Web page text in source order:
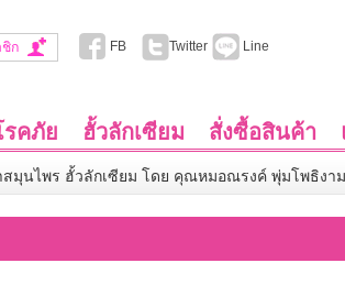
ก FB Twitter Line
รคภัย ฮั้วลักเซียม สั่งซื้อสินค้า
สมุนไพร ฮั้วลักเซียม โดย คุณหมอณรงค์ พุ่มโพธิงา